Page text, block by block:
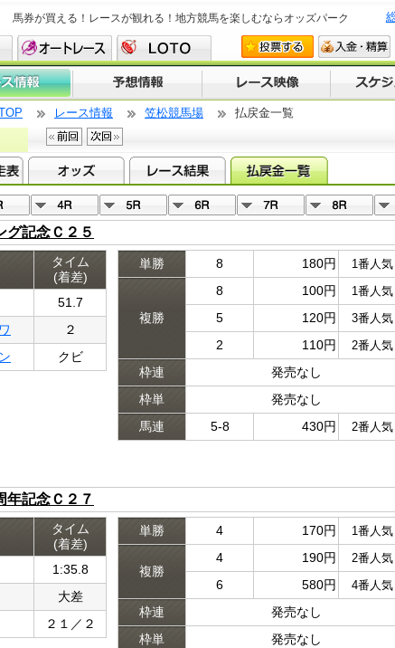
馬券が買える！レースが観れる！地方競馬を楽しむならオッズパーク
レース情報 笠松競馬場 払戻金一覧
グ記念Ｃ２５
タイム
(着差)
51.7
２
クビ
単勝 8 180円 1番人気
複勝
8 100円 1番人気
5 120円 3番人気
2 110円 2番人気
枠連
発売なし
枠単
発売なし
馬連
5-8 430円 2番人気
年記念Ｃ２７
タイム
(着差)
1:35.8
大差
２１／２
単勝 4 170円 1番人気
複勝
4 190円 2番人気
6 580円 4番人気
枠連
発売なし
枠単
発売なし